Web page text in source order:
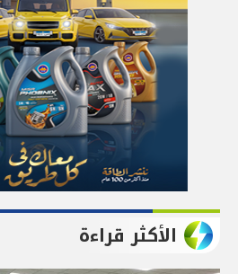
الأكثر قراءة